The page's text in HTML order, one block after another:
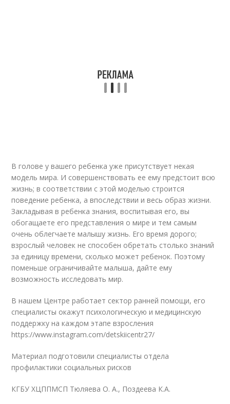
В голове у вашего ребенка уже присутствует некая
модель мира. И совершенствовать ее ему предстоит всю
жизнь; в соответствии с этой моделью строится
поведение ребенка, а впоследствии и весь образ жизни.
Закладывая в ребенка знания, воспитывая его, вы
обогащаете его представления о мире и тем самым
очень облегчаете малышу жизнь. Его время дорого;
взрослый человек не способен обретать столько знаний
за единицу времени, сколько может ребенок. Поэтому
поменьше ограничивайте малыша, дайте ему
возможность исследовать мир.
В нашем Центре работает сектор ранней помощи, его
специалисты окажут психологическую и медицинскую
поддержку на каждом этапе взросления
https://www.instagram.com/detskiicentr27/
Материал подготовили специалисты отдела
профилактики социальных рисков
КГБУ ХЦППМСП Тюляева О. А., Поздеева К.А.